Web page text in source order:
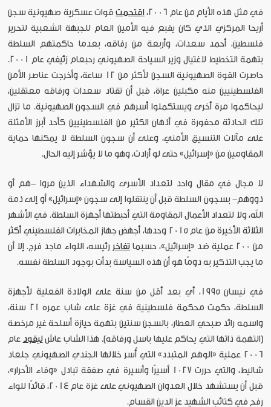
في مثل هذه الأيام من عام 2006، اقتحمتقوات عسكرية صهيونية سجن
أريحا المركزي الذي كان يقبع فيه الأمين العام للجبهة الشعبية لتحرير
فلسطين، أحمد سعدات، وأربعة من رفاقه، بعدما حاكمتهم السلطة
بتهمة التخطيط لاغتيال وزير السياحة الصهيوني رحبعام زئيفي عام 2001.
حاصرت القوة الصهيونية السجن لأكثر من 12 ساعة، وأخرجت عناصر الأمن
الفلسطينيين منه مكبلين عراة، قبل أن تقتاد سعدات ورفاقه معتقلين،
ليحاكموا مرة أخرى ويستكملوا أسرهم في السجون الصهيونية. ما تزال
تلك الحادثة محفورة في أذهان الكثير من الفلسطينيين كأحد أبرز الأمثلة
على مآلات التنسيق الأمني، وعلى أن سجون السلطة لا يمكنها حماية
المقاومين من «إسرائيل» حتى لو أرادت، وهو ما لا يؤشر إليه الحال.
لا مجال في مقال واحد لتعداد الأسرى والشهداء الذين مروا -هم أو
ذووهم- بسجون السلطة قبل أن ينتقلوا إلى سجون «إسرائيل» أو إلى ذمة
الله، ولا لتعداد الأعمال المقاومة التي أحبطتها أجهزة السلطة. في الأشهر
الثلاثة الأخيرة من عام 2015 وحدها، أجهض جهاز المخابرات الفلسطيني أكثر
من 200 عملية ضد «إسرائيل»، حسبما
تفاخر رئيسه، اللواء ماجد فرج. إلا أن
ما يجب التذكير به دومًا هو أن هذه السياسة بدأت بوجود السلطة نفسه.
في نيسان 1995، أي بعد أقل من سنة على الولادة الفعلية لأجهزة
السلطة، حكمت محكمة فلسطينية في غزة على شاب عمره 21 سنة،
واسمه رائد صبحي العطار، بالسجن سنتين بتهمة حيازة أسلحة غير مرخصة
(التهمة ذاتها التي يحاكم عليها باسل ورفاقه). هذا الشاب عاش ليقود عام
2006 عملية «الوهم المتبدد» التي أُسر خلالها الجندي الصهيوني جلعاد
شاليط، والتي حررت 1027 أسيرًا وأسيرة في صفقة تبادل «وفاء الأحرار»،
قبل أن يستشهد خلال العدوان الصهيوني على غزة عام 2014، قائدًا للواء
رفح في كتائب الشهيد عز الدين القسام.